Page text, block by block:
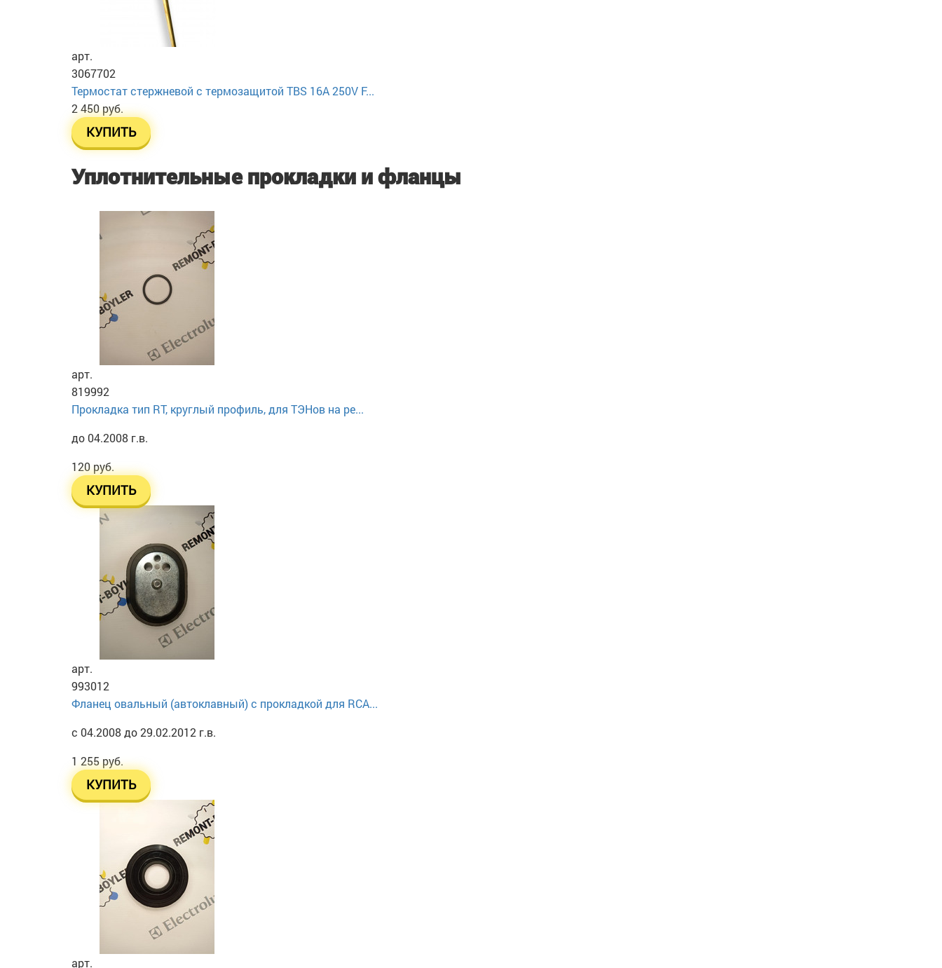
арт.
3067702
Термостат стержневой с термозащитой TBS 16A 250V F...
2 450 руб.
КУПИТЬ
Уплотнительные прокладки и фланцы
арт.
819992
Прокладка тип RT, круглый профиль, для ТЭНов на ре...
до 04.2008 г.в.
120 руб.
КУПИТЬ
арт.
993012
Фланец овальный (автоклавный) с прокладкой для RCA...
с 04.2008 до 29.02.2012 г.в.
1 255 руб.
КУПИТЬ
арт.